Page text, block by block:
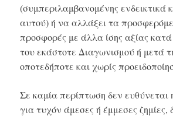
(συμπεριλαμβανομένης ενδεικτικά
αυτού) ή να αλλάξει τα
προσφορές με άλλα ίσης αξίας κατά
του εκάστοτε Διαγωνισμού ή μετά
οποτεδήποτε και χωρίς
Σε καμία περίπτωση δεν ευθύνεται
για τυχόν άμεσες ή έμμεσες ζημίες,